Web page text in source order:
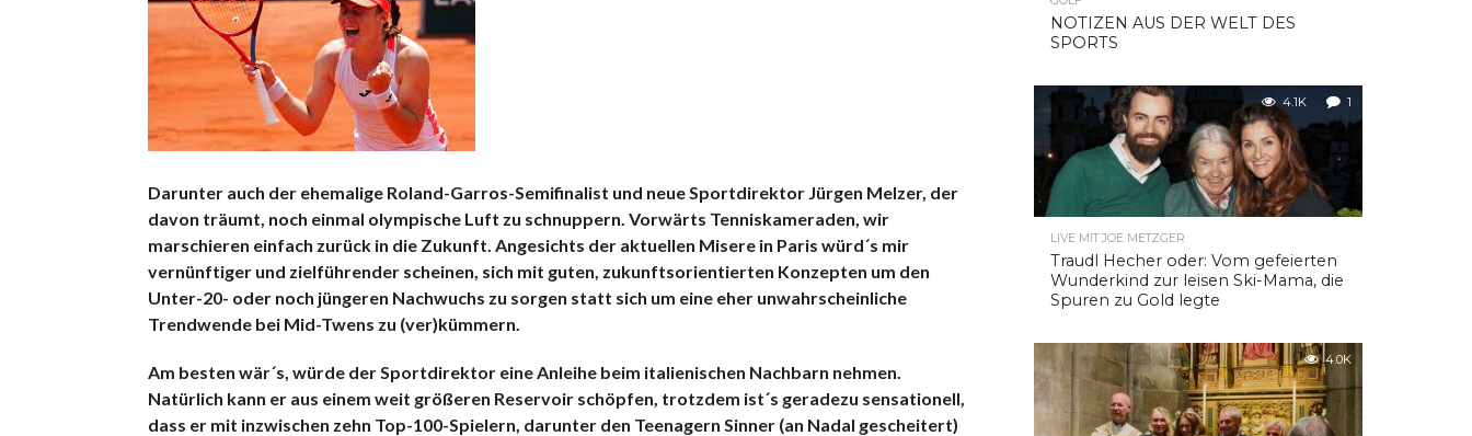
Darunter auch der ehemalige Roland-Garros-Semifinalist und neue Sportdirektor Jürgen Melzer, der
davon träumt, noch einmal olympische Luft zu schnuppern. Vorwärts Tenniskameraden, wir
marschieren einfach zurück in die Zukunft. Angesichts der aktuellen Misere in Paris würd´s mir
vernünftiger und zielführender scheinen, sich mit guten, zukunftsorientierten Konzepten um den
Unter-20- oder noch jüngeren Nachwuchs zu sorgen statt sich um eine eher unwahrscheinliche
Trendwende bei Mid-Twens zu (ver)kümmern.
Am besten wär´s, würde der Sportdirektor eine Anleihe beim italienischen Nachbarn nehmen.
Natürlich kann er aus einem weit größeren Reservoir schöpfen, trotzdem ist´s geradezu sensationell,
dass er mit inzwischen zehn Top-100-Spielern, darunter den Teenagern Sinner (an Nadal gescheitert)
NOTIZEN AUS DER WELT DES
SPORTS
4.1K 1
LIVE MIT JOE METZGER
Traudl Hecher oder: Vom gefeierten
Wunderkind zur leisen Ski-Mama, die
Spuren zu Gold legte
4.0K